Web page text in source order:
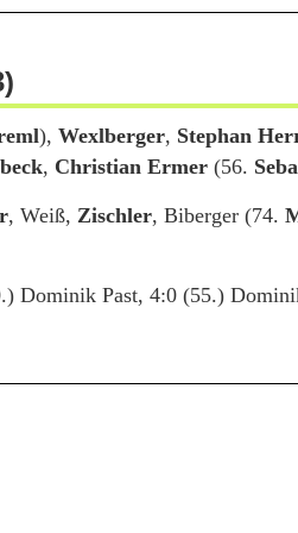
), Wexlberger, Stephan
, Christian Ermer (56.
, Weiß, Zischler, Biberger (74.
Dominik Past, 4:0 (55.)